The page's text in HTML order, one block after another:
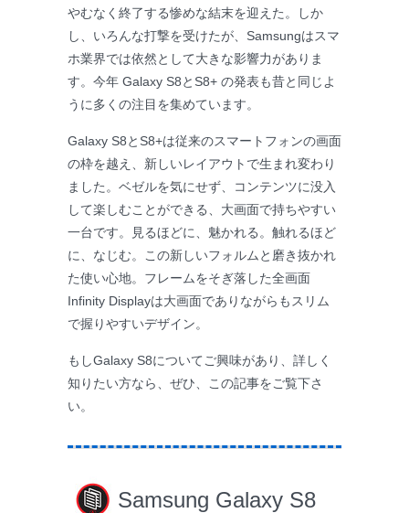
やむなく終了する惨めな結末を迎えた。しか
し、いろんな打撃を受けたが、Samsungはスマ
ホ業界では依然として大きな影響力がありま
す。今年 Galaxy S8とS8+ の発表も昔と同じよ
うに多くの注目を集めています。
Galaxy S8とS8+は従来のスマートフォンの画面
の枠を越え、新しいレイアウトで生まれ変わり
ました。ベゼルを気にせず、コンテンツに没入
して楽しむことができる、大画面で持ちやすい
一台です。見るほどに、魅かれる。触れるほど
に、なじむ。この新しいフォルムと磨き抜かれ
た使い心地。フレームをそぎ落した全画面
Infinity Displayは大画面でありながらもスリム
で握りやすいデザイン。
もしGalaxy S8についてご興味があり、詳しく
知りたい方なら、ぜひ、この記事をご覧下さ
い。
Samsung Galaxy S8